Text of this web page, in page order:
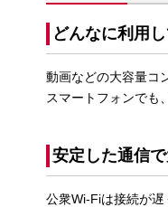
どんなに利用
動画などの大容量コ
スマートフォンでも
安定した通信
公衆Wi-Fiは接続が